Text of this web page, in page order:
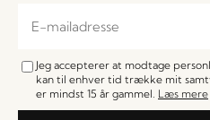
Jeg accepterer at modtage
kan til enhver tid trække mit
er mindst 15 år gammel. Læs mere